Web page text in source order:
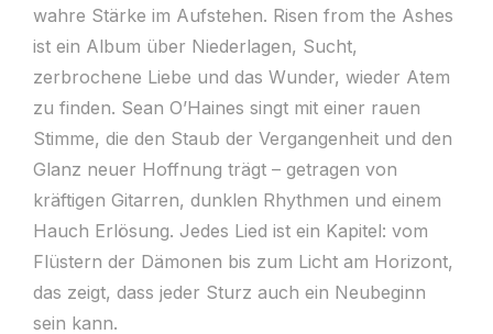
wahre Stärke im Aufstehen. Risen from the Ashes
ist ein Album über Niederlagen, Sucht,
zerbrochene Liebe und das Wunder, wieder Atem
zu finden. Sean O’Haines singt mit einer rauen
Stimme, die den Staub der Vergangenheit und den
Glanz neuer Hoffnung trägt – getragen von
kräftigen Gitarren, dunklen Rhythmen und einem
Hauch Erlösung. Jedes Lied ist ein Kapitel: vom
Flüstern der Dämonen bis zum Licht am Horizont,
das zeigt, dass jeder Sturz auch ein Neubeginn
sein kann.